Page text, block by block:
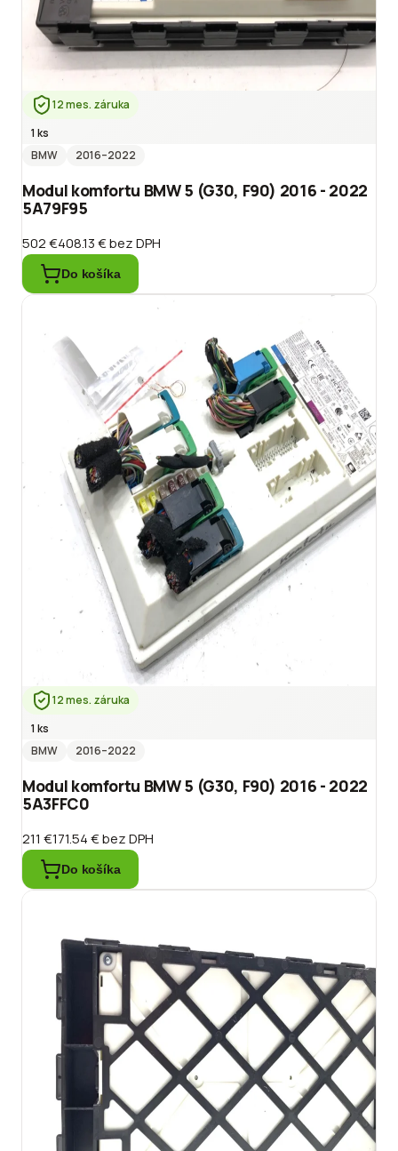
12 mes. záruka
1 ks
BMW
2016–2022
Modul komfortu BMW 5 (G30, F90) 2016 - 2022
5A79F95
502 €408.13 €bez DPH
Do košíka
12 mes. záruka
1 ks
BMW
2016–2022
Modul komfortu BMW 5 (G30, F90) 2016 - 2022
5A3FFC0
211 €171.54 €bez DPH
Do košíka